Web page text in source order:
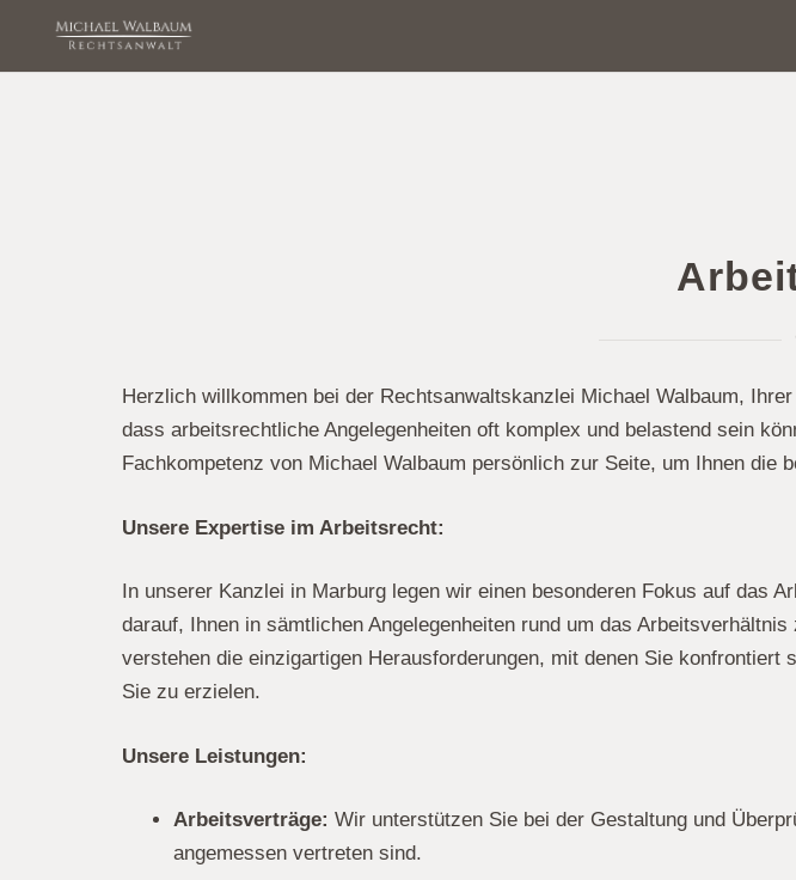
Herzlich willkommen bei der Rechtsanwaltskanzlei Michael Walbaum,
dass arbeitsrechtliche Angelegenheiten oft komplex und belastend sein
Fachkompetenz von Michael Walbaum persönlich zur Seite, um Ihnen die
Unsere Expertise im Arbeitsrecht:
In unserer Kanzlei in Marburg legen wir einen besonderen Fokus auf das
darauf, Ihnen in sämtlichen Angelegenheiten rund um das
verstehen die einzigartigen Herausforderungen, mit denen Sie
Sie zu erzielen.
Unsere Leistungen:
Arbeitsverträge: Wir unterstützen Sie bei der Gestaltung und
angemessen vertreten sind.